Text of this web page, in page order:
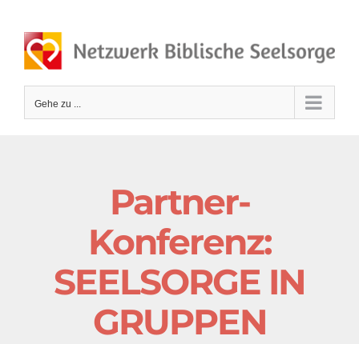
Inhalt
springen
Gehe zu ...
Partner-
Konferenz:
SEELSORGE IN
GRUPPEN